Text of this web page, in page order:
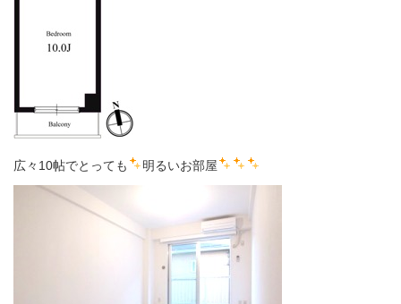
広々10帖でとっても 明るいお部屋